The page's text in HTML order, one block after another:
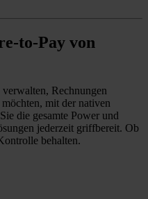
to-Pay von
Rechnungen
mit der nativen
die gesamte Power und
jederzeit griffbereit. Ob
behalten.